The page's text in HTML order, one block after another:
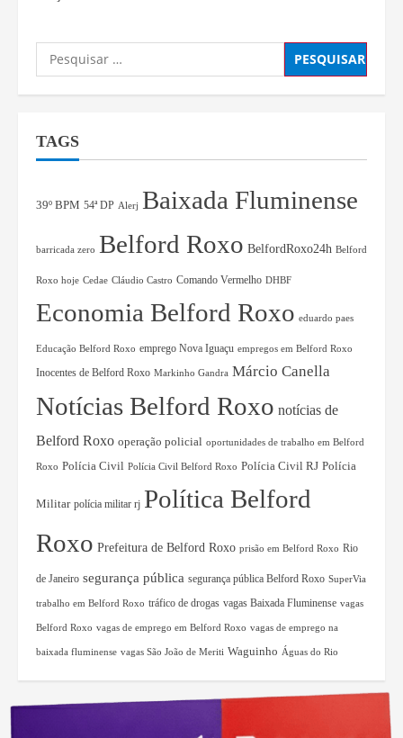
TAGS
39º BPM 54ª DP Alerj Baixada Fluminense
barricada zero Belford Roxo BelfordRoxo24h Belford
Roxo hoje Cedae Cláudio Castro Comando Vermelho DHBF
Economia Belford Roxo eduardo paes
Educação Belford Roxo emprego Nova Iguaçu empregos em Belford Roxo
Inocentes de Belford Roxo Markinho Gandra Márcio Canella
Notícias Belford Roxo notícias de
Belford Roxo operação policial oportunidades de trabalho em Belford
Roxo Polícia Civil Polícia Civil Belford Roxo Polícia Civil RJ Polícia
Militar polícia militar rj Política Belford
Roxo Prefeitura de Belford Roxo prisão em Belford Roxo Rio
de Janeiro segurança pública segurança pública Belford Roxo SuperVia
trabalho em Belford Roxo tráfico de drogas vagas Baixada Fluminense vagas
Belford Roxo vagas de emprego em Belford Roxo vagas de emprego na
baixada fluminense vagas São João de Meriti Waguinho Águas do Rio